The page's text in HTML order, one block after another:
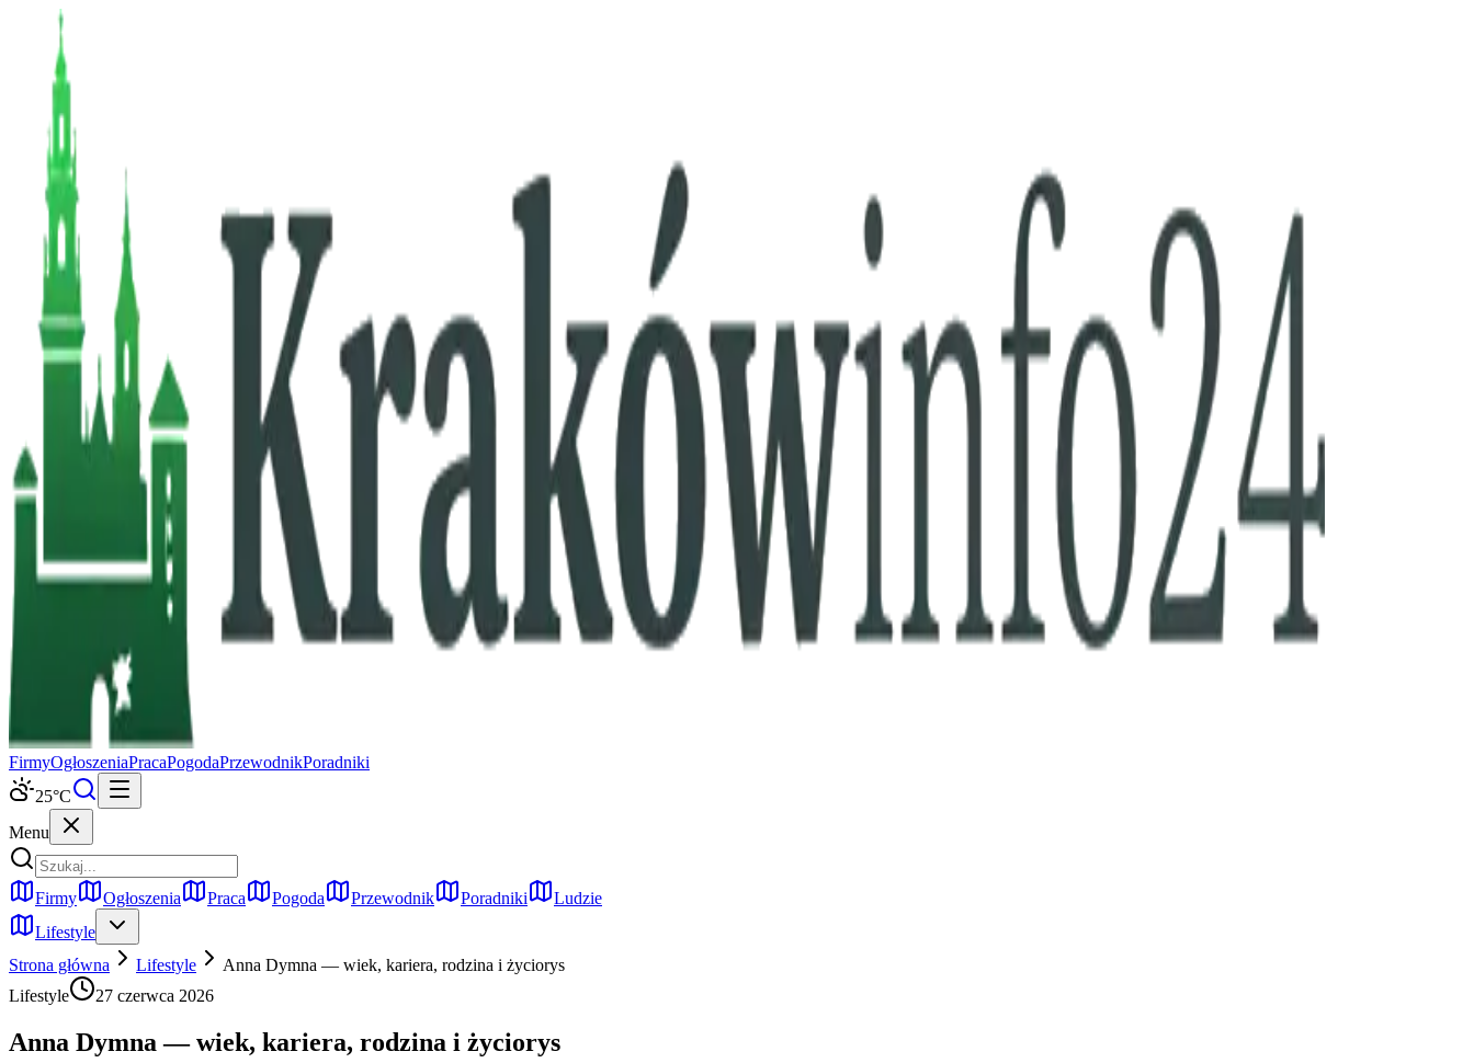
FirmyOgłoszeniaPracaPogodaPrzewodnikPoradniki
25°C
Menu
Firmy Ogłoszenia Praca Pogoda Przewodnik Poradniki
Ludzie
Lifestyle
Strona główna
Lifestyle
Anna Dymna — wiek, kariera, rodzina i życiorys
Lifestyle
27 czerwca 2026
Anna Dymna — wiek, kariera, rodzina i życiorys